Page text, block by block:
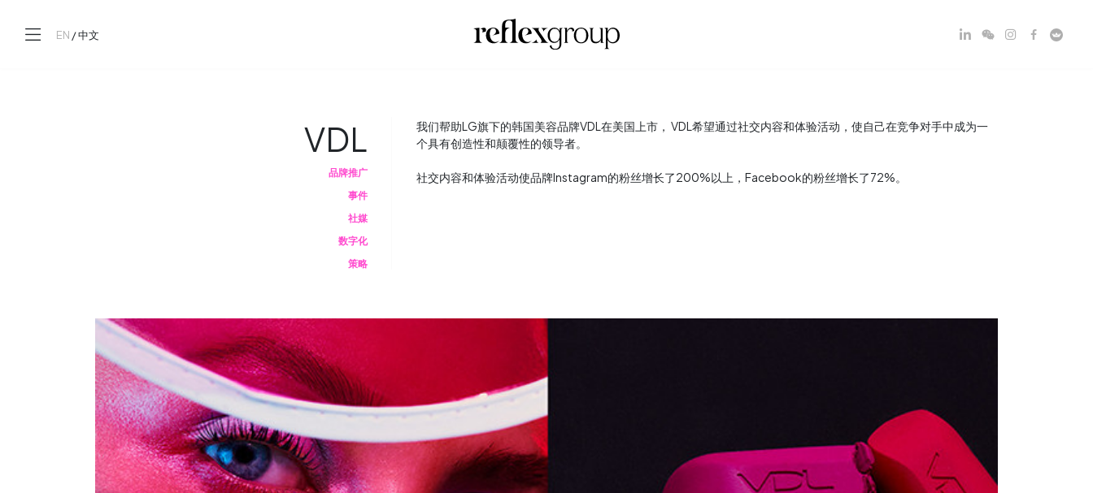
EN/中文
VDL
品牌推广
事件
社媒
数字化
策略
我们帮助LG旗下的韩国美容品牌VDL在美国上市， VDL希望通过社交内容和体验活动，使自己在竞争对手中成为一
个具有创造性和颠覆性的领导者。
社交内容和体验活动使品牌Instagram的粉丝增长了200%以上，Facebook的粉丝增长了72%。